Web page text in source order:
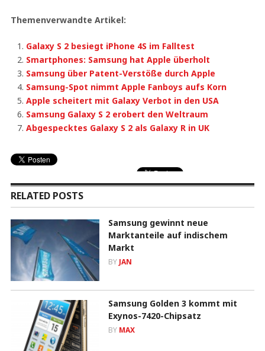
Themenverwandte Artikel:
Galaxy S 2 besiegt iPhone 4S im Falltest
Smartphones: Samsung hat Apple überholt
Samsung über Patent-Verstöße durch Apple
Samsung-Spot nimmt Apple Fanboys aufs Korn
Apple scheitert mit Galaxy Verbot in den USA
Samsung Galaxy S 2 erobert den Weltraum
Abgespecktes Galaxy S 2 als Galaxy R in UK
RELATED POSTS
Samsung gewinnt neue
Marktanteile auf indischem
Markt
BY JAN
Samsung Golden 3 kommt mit
Exynos-7420-Chipsatz
BY MAX